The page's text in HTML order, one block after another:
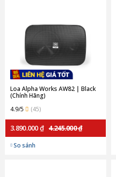
Loa Alpha Works AW82 | Black
(Chính Hãng)
4.9/5
(45)
3.890.000 ₫ 4.245.000 ₫
So sánh